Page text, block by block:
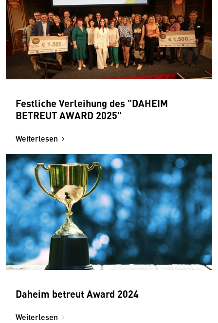
Festliche Verleihung des "DAHEIM
BETREUT AWARD 2025"
Weiterlesen
Daheim betreut Award 2024
Weiterlesen